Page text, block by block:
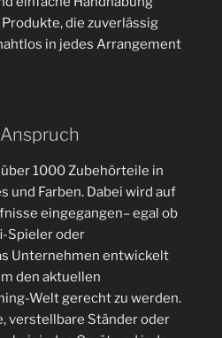
die zuverlässig
in jedes Arrangement
1000 Zubehörteile in
und Farben. Dabei wird auf
eingegangen– egal ob
Spieler oder
Unternehmen entwickelt
den aktuellen
Welt gerecht zu werden.
verstellbare Ständer oder